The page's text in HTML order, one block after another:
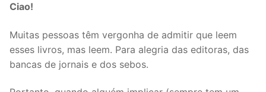
Ciao!
Muitas pessoas têm vergonha de admitir que leem
esses livros, mas leem. Para alegria das editoras, das
bancas de jornais e dos sebos.